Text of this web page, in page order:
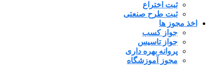
ثبت اختراع
ثبت طرح صنعتی
اخذ مجوز ها
جواز کسب
جواز تاسیس
پروانه بهره داری
مجوز آموزشگاه